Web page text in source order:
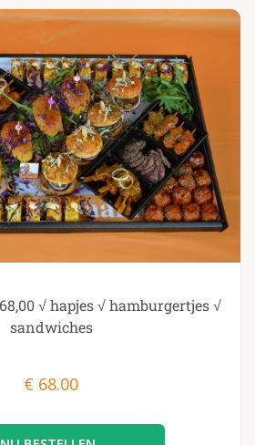
√ hapjes √ hamburgertjes √
sandwiches
€ 68.00